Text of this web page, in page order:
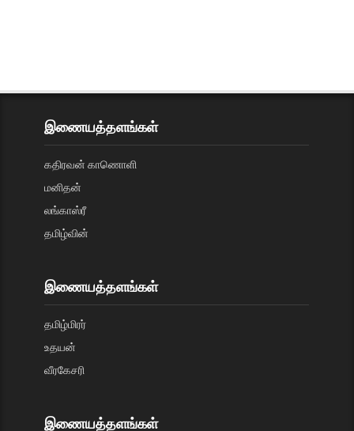
இணையத்தளங்கள்
கதிரவன் காணொளி
மனிதன்
லங்காஸ்ரீ
தமிழ்வின்
இணையத்தளங்கள்
தமிழ்மிரர்
உதயன்
வீரகேசரி
இணையத்தளங்கள்